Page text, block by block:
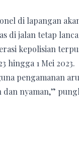
di lapangan
di jalan tetap
kepolisian
hingga 1 Mei 2023.
pengamanan
nyaman,”